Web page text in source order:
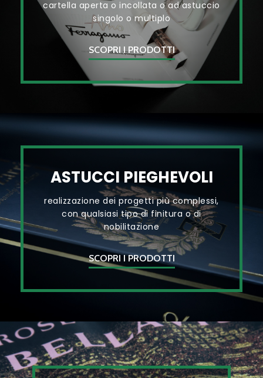
cartella aperta o incollata o ad astuccio
singolo o multiplo
SCOPRI I PRODOTTI
ASTUCCI PIEGHEVOLI
realizzazione dei progetti più complessi,
con qualsiasi tipo di finitura o di
nobilitazione
SCOPRI I PRODOTTI